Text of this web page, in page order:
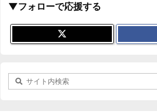
▼フォローで応援する